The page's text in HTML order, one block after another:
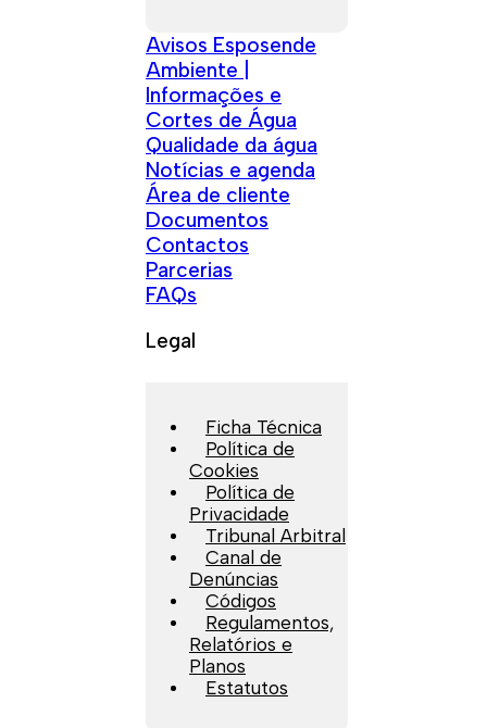
Avisos Esposende
Ambiente |
Informações e
Cortes de Água
Qualidade da água
Notícias e agenda
Área de cliente
Documentos
Contactos
Parcerias
FAQs
Legal
Ficha Técnica
Política de
Cookies
Política de
Privacidade
Tribunal Arbitral
Canal de
Denúncias
Códigos
Regulamentos,
Relatórios e
Planos
Estatutos